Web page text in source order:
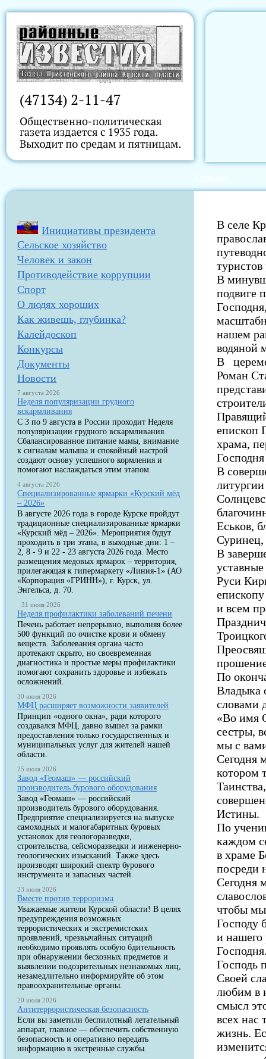
Инициативы президента
Сельское хозяйство
Человек и закон
Противодействие коррупции
Спорт
О людях хороших
Как живешь, глубинка?
Калейдоскоп
Конкурсы
Документы
Новости
7 августа 2026
Неделя популяризации грудного
вскармливания
С 3 по 9 августа в России проходит Неделя
популяризации грудного вскармливания.
Сбалансированное питание мамы, внимание
к сигналам малыша и спокойный настрой
создают основу успешного кормления и
помогают наслаждаться этим этапом.
4 августа 2026
Специализированные ярмарки «Курский мёд
– 2026»
В августе 2026 года в городе Курске пройдут
традиционные специализированные ярмарки
«Курский мёд – 2026». Мероприятия будут
проходить в три этапа, в выходные дни: 1 –
2, 8 - 9 и 22 - 23 августа 2026 года. Место
размещения медовых ярмарок – территория,
прилегающая к гипермаркету «Линия-1» (АО
«Корпорация «ГРИНН»), г. Курск, ул.
Энгельса, д. 70.
31 июля 2026
Неделя профилактики заболеваний печени
Печень работает непрерывно, выполняя более
500 функций по очистке крови и обмену
веществ. Заболевания органа часто
протекают скрыто, но своевременная
диагностика и простые меры профилактики
помогают сохранить здоровье и избежать
осложнений.
30 июля 2026
МФЦ расширяет возможности заявителей
Принцип «одного окна», ради которого
создавался МФЦ, давно вышел за рамки
предоставления только государственных и
муниципальных услуг для жителей нашей
области.
25 июля 2026
Завод «Геомаш» — российский
производитель бурового оборудования
Завод «Геомаш» — российский
производитель бурового оборудования.
Предприятие специализируется на выпуске
самоходных и малогабаритных буровых
установок для геологоразведки,
строительства, сейсморазведки и инженерно-
геологических изысканий. Также здесь
производят широкий спектр бурового
инструмента и запасных частей.
23 июля 2026
Вместе против терроризма
Уважаемые жители Курской области! В целях
предупреждения возможных
террористических и экстремистских
проявлений, чрезвычайных ситуаций
необходимо проявлять особую бдительность
при обнаружении бесхозных предметов и
выявлении подозрительных незнакомых лиц,
незамедлительно информируйте об этом
правоохранительные органы.
20 июля 2026
Антитеррористическая безопасность
Если вы заметили беспилотный летательный
аппарат, главное — обеспечить собственную
безопасность и оперативно передать
информацию в экстренные службы.
В селе
В
подвиге
нашем
водяной
В
Роман
епископ
храма,
В
Еськов,
В
Руси
и всем
По
Владыка
словами
«Во имя
сестры,
мы с
Сегодня
котором
Истины.
По
каждом
в храме
посреди
Сегодня
чтобы
Господу
и нашего
Господь
Своей
любим в
смысл
всех нас
жизнь.